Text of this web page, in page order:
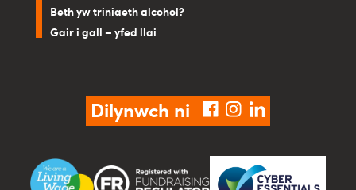
Beth yw triniaeth alcohol?
Gair i gall – yfed llai
Dilynwch ni facebook
instagram
linkedin